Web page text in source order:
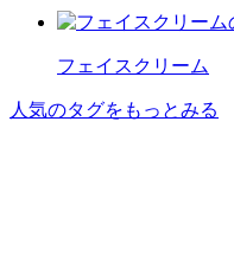
フェイスクリーム
人気のタグをもっとみる